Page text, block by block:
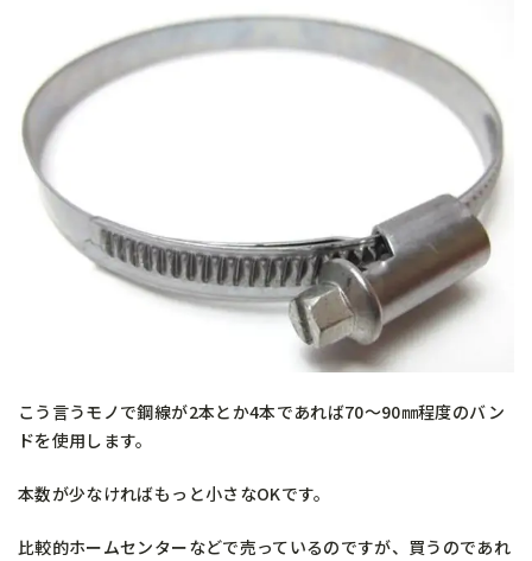
こう言うモノで鋼線が2本とか4本であれば70～90㎜程度のバン
ドを使用します。
本数が少なければもっと小さなOKです。
比較的ホームセンターなどで売っているのですが、買うのであれ